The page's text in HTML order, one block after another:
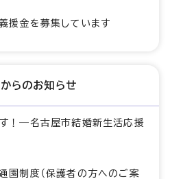
援金を募集しています
らのお知らせ
！―名古屋市結婚新生活応援
園制度（保護者の方へのご案